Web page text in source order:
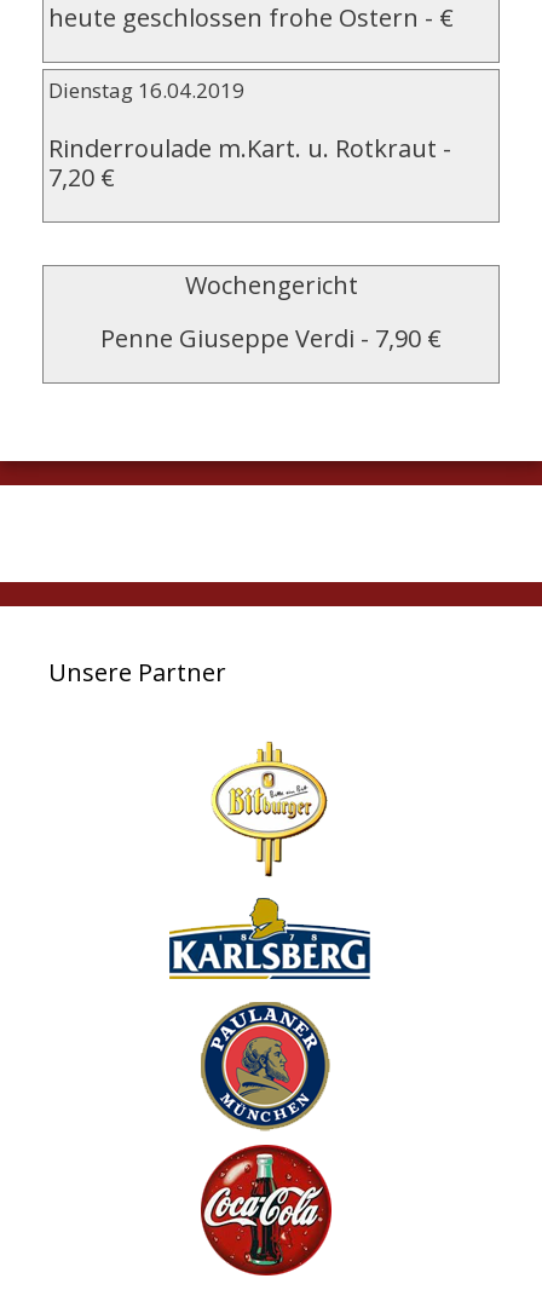
heute geschlossen frohe Ostern - €
Dienstag 16.04.2019
Rinderroulade m.Kart. u. Rotkraut -
7,20 €
Wochengericht
Penne Giuseppe Verdi - 7,90 €
Unsere Partner